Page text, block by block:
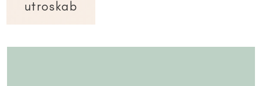
utroskab